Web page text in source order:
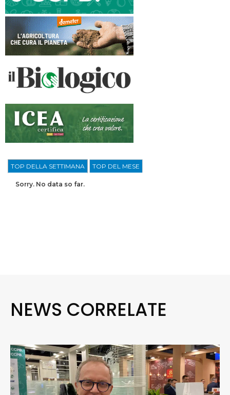
TOP DELLA SETTIMANA TOP DEL MESE
Sorry. No data so far.
NEWS CORRELATE